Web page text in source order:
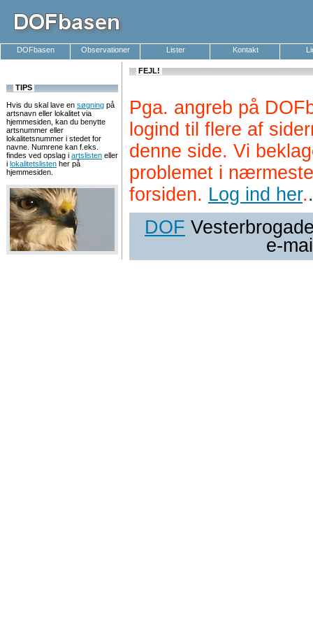
DOFbasen Observationer Lister Kontakt
TIPS
Hvis du skal lave en søgning på
artsnavn eller lokalitet via
hjemmesiden, kan du benytte
artsnummer eller
lokalitetsnummer i stedet for
navne. Numrene kan f.eks.
findes ved opslag i artslisten eller
i lokalitetslisten her på
hjemmesiden.
FEJL!
Pga. angreb på
logind til flere af
denne side. Vi
problemet i
forsiden. Log ind her..
DOF
e-